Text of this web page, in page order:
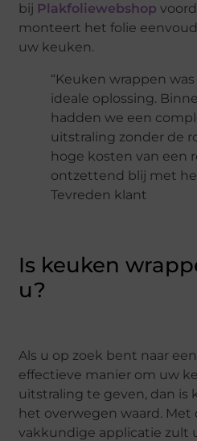
bij Plakfoliewebshop
monteert het folie
uw keuken.
“Keuken wrappen
ideale oplossing.
hadden we een
uitstraling zonder de
hoge kosten van een
ontzettend blij met
Tevreden klant
Is keuken
u?
Als u op zoek bent naar
effectieve manier om uw
uitstraling te geven, dan is
het overwegen waard. Met
vakkundige applicatie zult